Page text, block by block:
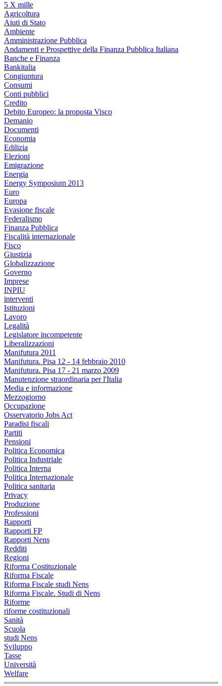
5 X mille
Agricoltura
Aiuti di Stato
Ambiente
Amministrazione Pubblica
Andamenti e Prospettive della Finanza Pubblica Italiana
Banche e Finanza
Bankitalia
Congiuntura
Consumi
Conti pubblici
Credito
Debito Europeo: la proposta Visco
Demanio
Documenti
Economia
Edilizia
Elezioni
Emigrazione
Energia
Energy Symposium 2013
Euro
Europa
Evasione fiscale
Federalismo
Finanza Pubblica
Fiscalità internazionale
Fisco
Giustizia
Globalizzazione
Governo
Imprese
INPIU
interventi
Istituzioni
Lavoro
Legalità
Legislatore incompetente
Liberalizzazioni
Manifutura 2011
Manifutura. Pisa 12 - 14 febbraio 2010
Manifutura. Pisa 17 - 21 marzo 2009
Manutenzione straordinaria per l'Italia
Media e informazione
Mezzogiorno
Occupazione
Osservatorio Jobs Act
Paradisi fiscali
Partiti
Pensioni
Politica Economica
Politica Industriale
Politica Interna
Politica Internazionale
Politica sanitaria
Privacy
Produzione
Professioni
Rapporti
Rapporti FP
Rapporti Nens
Redditi
Regioni
Riforma Costituzionale
Riforma Fiscale
Riforma Fiscale studi Nens
Riforma Fiscale. Studi di Nens
Riforme
riforme costituzionali
Sanità
Scuola
studi Nens
Sviluppo
Tasse
Università
Welfare